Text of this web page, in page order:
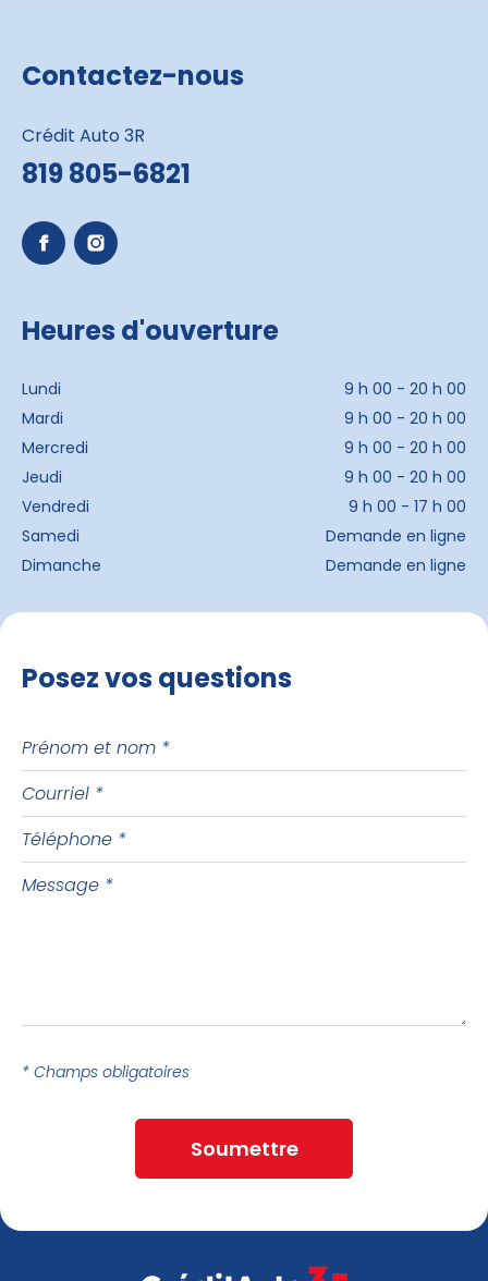
Contactez-nous
Crédit Auto 3R
819 805-6821
Heures d'ouverture
Lundi
9 h 00 - 20 h 00
Mardi
9 h 00 - 20 h 00
Mercredi
9 h 00 - 20 h 00
Jeudi
9 h 00 - 20 h 00
Vendredi
9 h 00 - 17 h 00
Samedi
Demande en ligne
Dimanche
Demande en ligne
Posez vos questions
Prénom
nom
Courriel
Téléphone
Message
* Champs obligatoires
Soumettre